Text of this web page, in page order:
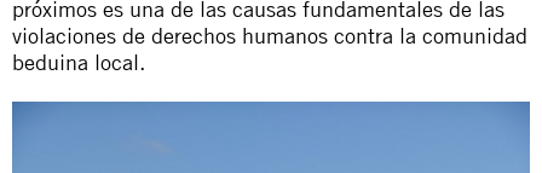
próximos es una de las causas fundamentales de las
violaciones de derechos humanos contra la comunidad
beduina local.